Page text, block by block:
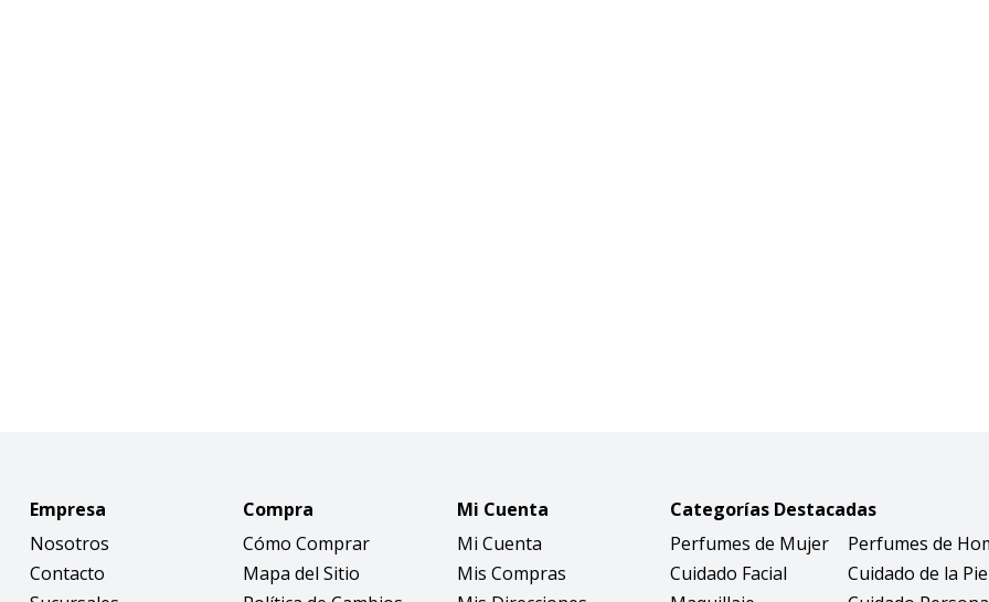
Empresa
Nosotros
Contacto
Compra
Cómo Comprar
Mapa del Sitio
Mi Cuenta
Mi Cuenta
Mis Compras
Categorías Destacadas
Perfumes de Mujer
Perfumes de
Cuidado Facial
Cuidado de la